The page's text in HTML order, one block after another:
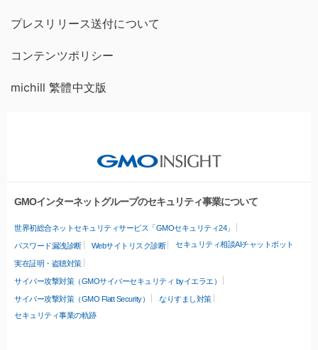
プレスリリース送付について
コンテンツポリシー
michill 繁體中文版
GMOインターネットグループのセキュリティ事業について
世界初総合ネットセキュリティサービス「GMOセキュリティ24」
パスワード漏洩診断 Webサイトリスク診断 セキュリティ相談AIチャットボット
実在証明・盗聴対策
サイバー攻撃対策（GMOサイバーセキュリティ byイエラエ）
サイバー攻撃対策（GMO Flatt Security）
なりすまし対策
セキュリティ事業の軌跡